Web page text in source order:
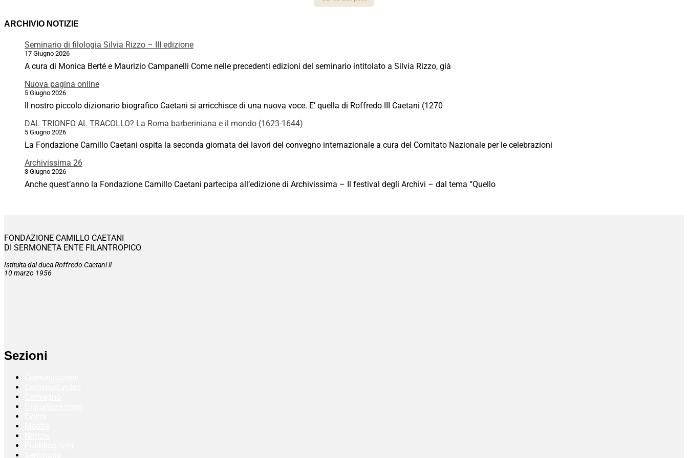
ARCHIVIO NOTIZIE
Seminario di filologia Silvia Rizzo – III edizione
17 Giugno 2026
A cura di Monica Berté e Maurizio Campanelli Come nelle precedenti edizioni del seminario intitolato a Silvia Rizzo, già
Nuova pagina online
5 Giugno 2026
Il nostro piccolo dizionario biografico Caetani si arricchisce di una nuova voce. E’ quella di Roffredo III Caetani (1270
DAL TRIONFO AL TRACOLLO? La Roma barberiniana e il mondo (1623-1644)
5 Giugno 2026
La Fondazione Camillo Caetani ospita la seconda giornata dei lavori del convegno internazionale a cura del Comitato Nazionale per le celebrazioni
Archivissima 26
3 Giugno 2026
Anche quest’anno la Fondazione Camillo Caetani partecipa all’edizione di Archivissima – Il festival degli Archivi – dal tema “Quello
FONDAZIONE CAMILLO CAETANI
DI SERMONETA ENTE FILANTROPICO
Istituita dal duca Roffredo Caetani il
10 marzo 1956
Sezioni